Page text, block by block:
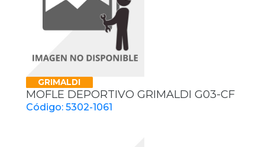
GRIMALDI
MOFLE DEPORTIVO GRIMALDI G03-CF
Código: 5302-1061